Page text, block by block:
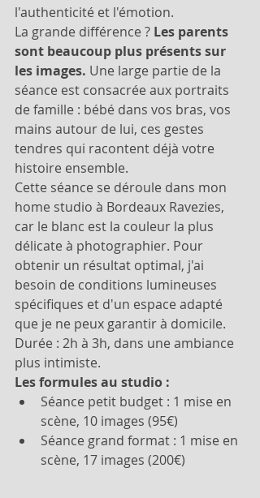
l'authenticité et l'émotion.
La grande différence ? Les parents
sont beaucoup plus présents sur
les images. Une large partie de la
séance est consacrée aux portraits
de famille : bébé dans vos bras, vos
mains autour de lui, ces gestes
tendres qui racontent déjà votre
histoire ensemble.
Cette séance se déroule dans mon
home studio à Bordeaux Ravezies,
car le blanc est la couleur la plus
délicate à photographier. Pour
obtenir un résultat optimal, j'ai
besoin de conditions lumineuses
spécifiques et d'un espace adapté
que je ne peux garantir à domicile.
Durée : 2h à 3h, dans une ambiance
plus intimiste.
Les formules au studio :
Séance petit budget : 1 mise en
scène, 10 images (95€)
Séance grand format : 1 mise en
scène, 17 images (200€)